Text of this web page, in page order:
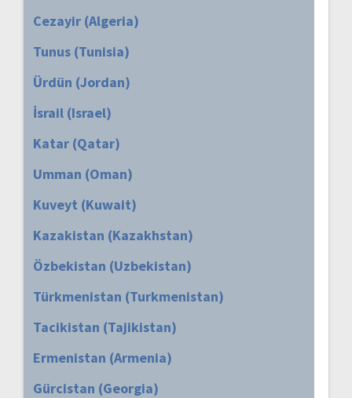
Cezayir (Algeria)
Tunus (Tunisia)
Ürdün (Jordan)
İsrail (Israel)
Katar (Qatar)
Umman (Oman)
Kuveyt (Kuwait)
Kazakistan (Kazakhstan)
Özbekistan (Uzbekistan)
Türkmenistan (Turkmenistan)
Tacikistan (Tajikistan)
Ermenistan (Armenia)
Gürcistan (Georgia)